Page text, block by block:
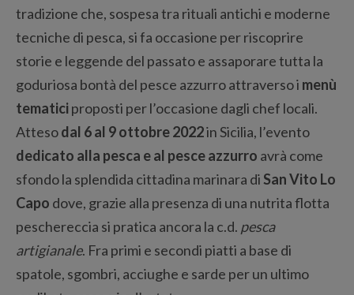
tradizione che, sospesa tra rituali antichi e moderne
tecniche di pesca, si fa occasione per riscoprire
storie e leggende del passato e assaporare tutta la
goduriosa bontà del pesce azzurro attraverso i menù
tematiciproposti per l’occasione dagli chef locali.
Attesodal 6 al 9 ottobre 2022in Sicilia, l’evento
dedicato alla pesca e al pesce azzurro avrà come
sfondo la splendida cittadina marinara diSan Vito Lo
Capo dove, grazie alla presenza di una nutrita flotta
peschereccia si pratica ancora la c.d. pesca
artigianale. Fra primi e secondi piatti a base di
spatole, sgombri, acciughe e sarde per un ultimo